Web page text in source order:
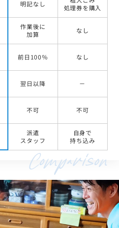
明記なし
処理券を購入
作業後に
加算
なし
前日100％ なし
翌日以降 －
不可 不可
派遣
スタッフ
自身で
持ち込み